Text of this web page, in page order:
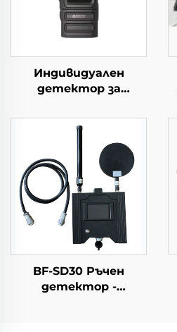
Индивидуален
детектор за
дронове и
устройство за
ранно
предупреждаване
BF-SD30 Ръчен
детектор -